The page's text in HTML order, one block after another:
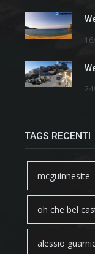
TAGS RECENTI
mcguinnesite
oh che bel
alessio